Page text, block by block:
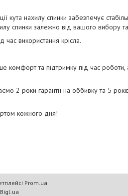
кута нахилу спинки забезпечує
спинки залежно від вашого вибору
використання крісла.
та підтримку під час роботи,
2 роки гарантії на оббивку та 5
кожного дня!
Prom.ua